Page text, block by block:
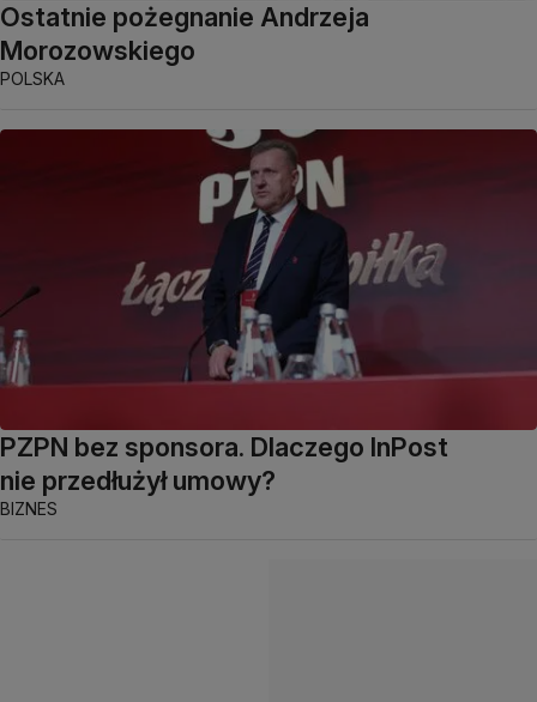
Ostatnie pożegnanie Andrzeja
Morozowskiego
POLSKA
PZPN bez sponsora. Dlaczego InPost
nie przedłużył umowy?
BIZNES